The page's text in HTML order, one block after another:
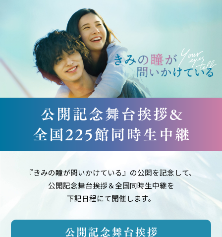
『きみの瞳が問いかけている』の公開を記念して、
公開記念舞台挨拶＆全国同時生中継を
下記日程にて開催します。